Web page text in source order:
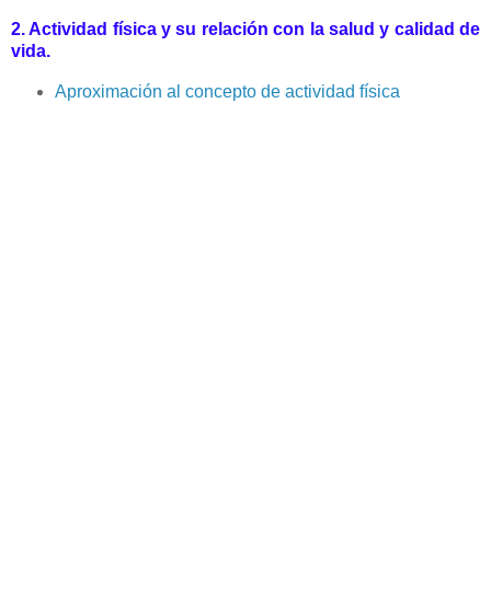
2. Actividad física y su relación con la salud y calidad de
vida.
Aproximación al concepto de actividad física